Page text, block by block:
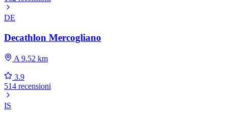
DE
Decathlon Mercogliano
A 9.52 km
3.9
514 recensioni
IS